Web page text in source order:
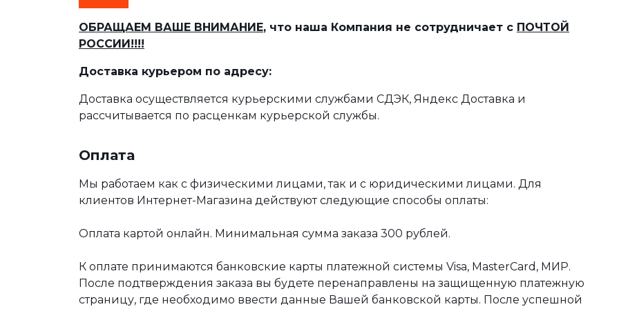
ОБРАЩАЕМ ВАШЕ ВНИМАНИЕ, что наша Компания не сотрудничает с ПОЧТОЙ
РОССИИ!!!!
Доставка курьером по адресу:
Доставка осуществляется курьерскими службами СДЭК, Яндекс Доставка и
рассчитывается по расценкам курьерской службы.
Оплата
Мы работаем как с физическими лицами, так и с юридическими лицами. Для
клиентов Интернет-Магазина действуют следующие способы оплаты:
Оплата картой онлайн. Минимальная сумма заказа 300 рублей.
К оплате принимаются банковские карты платежной системы Visa, MasterCard, МИР.
После подтверждения заказа вы будете перенаправлены на защищенную платежную
страницу, где необходимо ввести данные Вашей банковской карты. После успешной